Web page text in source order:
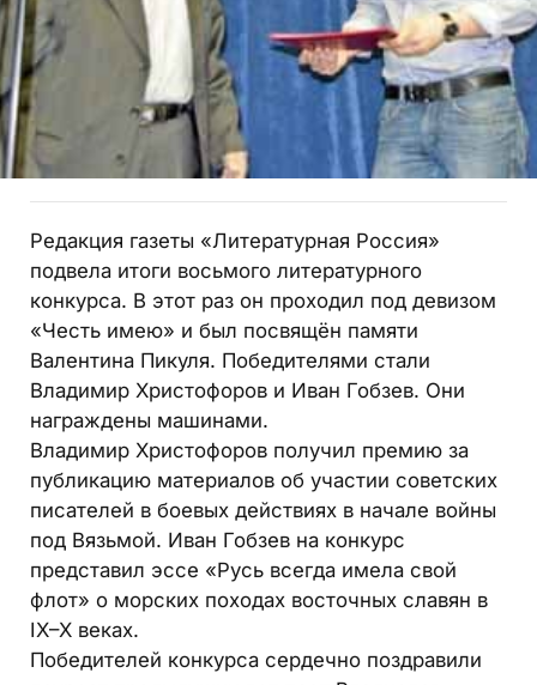
Редакция газеты «Литературная Россия»
подвела итоги восьмого литературного
конкурса. В этот раз он проходил под девизом
«Честь имею» и был посвящён памяти
Валентина Пикуля. Победителями стали
Владимир Христофоров и Иван Гобзев. Они
награждены машинами.
Владимир Христофоров получил премию за
публикацию материалов об участии советских
писателей в боевых действиях в начале войны
под Вязьмой. Иван Гобзев на конкурс
представил эссе «Русь всегда имела свой
флот» о морских походах восточных славян в
IX–X веках.
Победителей конкурса сердечно поздравили